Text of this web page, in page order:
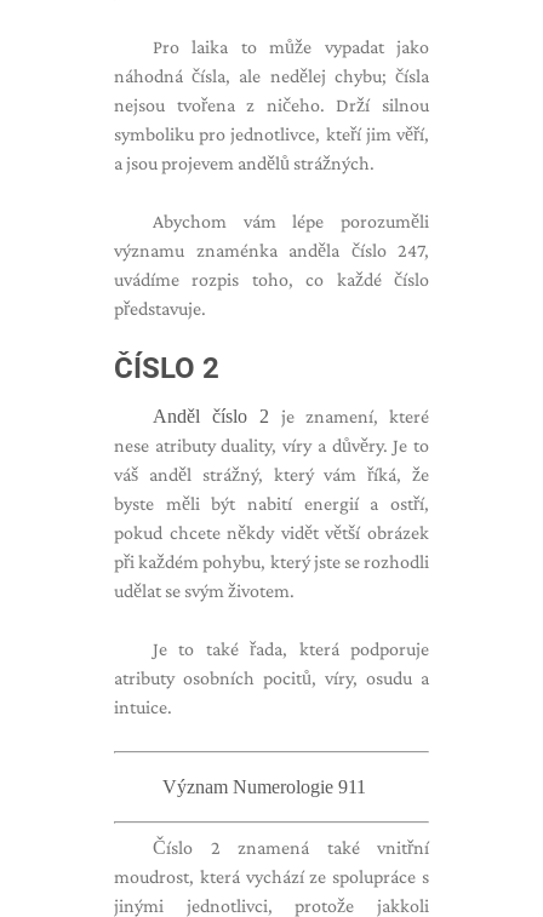
Pro laika to může vypadat jako
náhodná čísla, ale nedělej chybu; čísla
nejsou tvořena z ničeho. Drží silnou
symboliku pro jednotlivce, kteří jim věří,
a jsou projevem andělů strážných.
Abychom vám lépe porozuměli
významu znaménka anděla číslo 247,
uvádíme rozpis toho, co každé číslo
představuje.
ČÍSLO 2
Anděl číslo 2 je znamení, které
nese atributy duality, víry a důvěry. Je to
váš anděl strážný, který vám říká, že
byste měli být nabití energií a ostří,
pokud chcete někdy vidět větší obrázek
při každém pohybu, který jste se rozhodli
udělat se svým životem.
Je to také řada, která podporuje
atributy osobních pocitů, víry, osudu a
intuice.
Význam Numerologie 911
Číslo 2 znamená také vnitřní
moudrost, která vychází ze spolupráce s
jinými jednotlivci, protože jakkoli